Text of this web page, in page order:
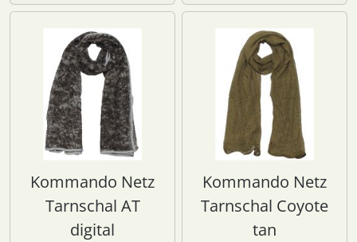
Kommando Netz
Tarnschal AT
digital
Kommando Netz
Tarnschal Coyote
tan